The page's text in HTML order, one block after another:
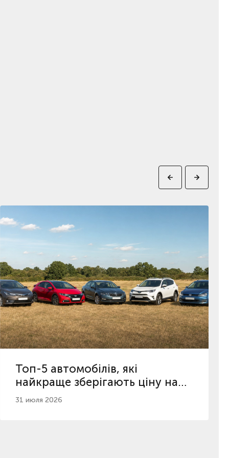
Топ-5 автомобілів, які
найкраще зберігають ціну на
вторинному ринку
31 июля 2026